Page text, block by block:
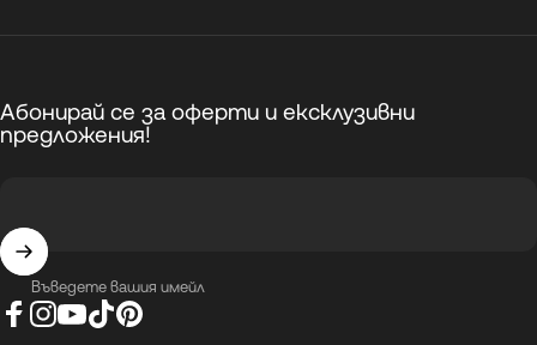
Абонирай се за оферти и ексклузивни
предложения!
Въведете вашия имейл